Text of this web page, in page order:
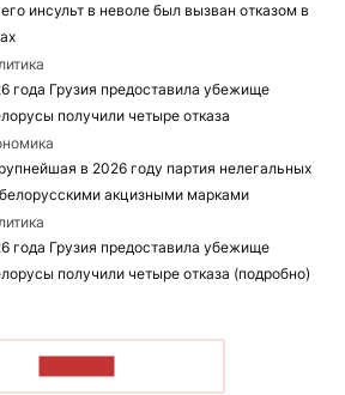
инсульт в неволе был вызван отказом в
года Грузия предоставила убежище
получили четыре отказа
в 2026 году партия нелегальных
акцизными марками
года Грузия предоставила убежище
получили четыре отказа (подробно)